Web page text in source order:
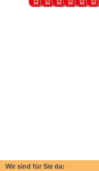
Wir sind für Sie da: